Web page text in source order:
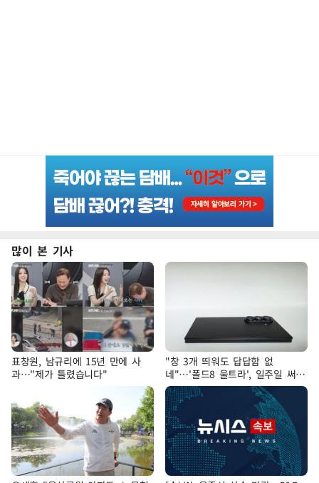
많이 본 기사
표창원, 남규리에 15년 만에 사
과…"제가 틀렸습니다"
"창 3개 띄워도 답답함 없
네"…'폴드8 울트라', 일주일 써보
니